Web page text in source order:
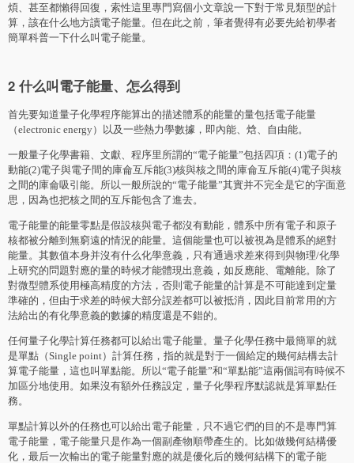
煩、甚至都懶得回復，索性這里專門寫個小文章說一下對于常見類型的計
算，該在什么地方讀電子能量。但在此之前，筆者覺得有必要先給初學者
簡單科普一下什么叫電子能量。
2 什么叫電子能量、怎么得到
首先要知道量子化學程序能算出的描述體系的能量的量包括電子能量
（electronic energy）以及一些熱力學數據，即內能、焓、自由能。
一般量子化學書籍、文獻、程序里所謂的“電子能量”包括四項：(1)電子的
動能(2)電子與電子間的庫侖互斥能(3)核與核之間的庫侖互斥能(4)電子與核
之間的庫侖吸引能。所以一般所說的“電子能量”其實并不完全是它的字面意
思，因為也把核之間的互斥能包含了進去。
電子能量的能量零點是假設核與電子都沒有動能，體系中所有電子和原子
核都被分離到無窮遠的情況的能量。這個能量也可以被視為是體系的絕對
能量。其數值本身并沒有什么化學意義，只有通過求差來得到與物理/化學
上研究的問題對應的量的時候才能體現出意義，如反應能、電離能。除了
對微型體系使用極高精度的方法，否則電子能量的計算是不可能達到定量
準確的，但由于求差的時候大部分誤差都可以被抵消，因此目前常用的方
法給出的有化學意義的數據的精度還是不錯的。
任何量子化學計算任務都可以給出電子能量。量子化學任務中最簡單的就
是單點（Single point）計算任務，指的就是對于一個給定的幾何結構去計
算電子能量，這也叫單點能。所以“電子能量”和“單點能”這兩個詞有時候不
加區分地使用。如果沒有額外任務設定，量子化學程序默認就是算單點任
務。
單點計算以外的任務也可以給出電子能量，只不過它們的目的不是專門算
電子能量，電子能量只是作為一個副產物順帶產生的。比如做幾何結構優
化，最后一次輸出的電子能量對應的就是優化后的幾何結構下的電子能